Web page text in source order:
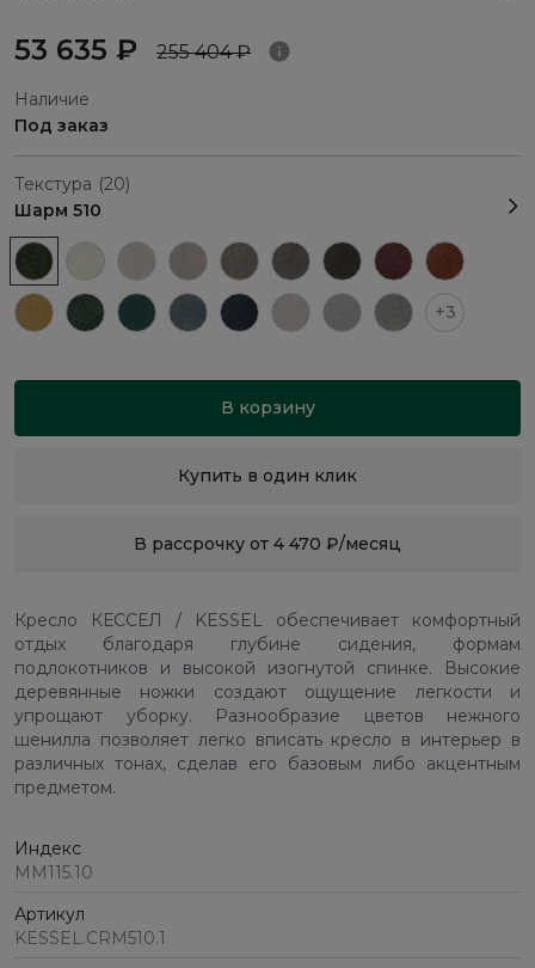
53 635 ₽ 255 404 ₽
Наличие
Под заказ
Текстура (20)
Шарм 510
+3
В корзину
Купить в один клик
В рассрочку от 4 470 ₽/месяц
Кресло КЕССЕЛ / KESSEL обеспечивает комфортный
отдых благодаря глубине сидения, формам
подлокотников и высокой изогнутой спинке. Высокие
деревянные ножки создают ощущение легкости и
упрощают уборку. Разнообразие цветов нежного
шенилла позволяет легко вписать кресло в интерьер в
различных тонах, сделав его базовым либо акцентным
предметом.
Индекс
ММ115.10
Артикул
KESSEL.CRM510.1